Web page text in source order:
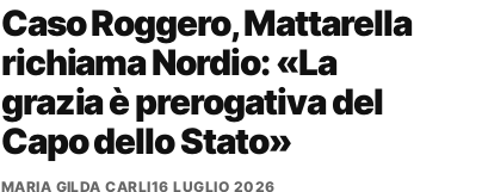
Caso Roggero, Mattarella
richiama Nordio: «La
grazia è prerogativa del
Capo dello Stato»
MARIA GILDA CARLI16 LUGLIO 2026